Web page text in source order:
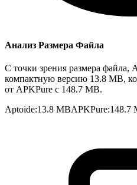
Анализ Размера Файла
С точки зрения размера файла,
компактную версию 13.8 MB,
от APKPure с 148.7 MB.
Aptoide:13.8 MBAPKPure:148.7